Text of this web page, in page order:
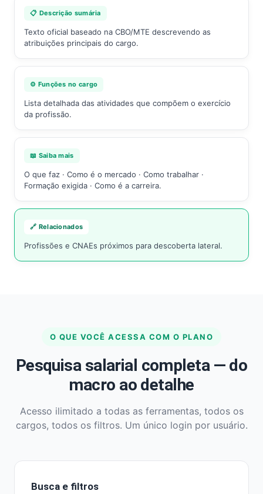
📋 Descrição sumária
Texto oficial baseado na CBO/MTE descrevendo as
atribuições principais do cargo.
⚙️ Funções no cargo
Lista detalhada das atividades que compõem o exercício
da profissão.
📖 Saiba mais
O que faz · Como é o mercado · Como trabalhar ·
Formação exigida · Como é a carreira.
🔗 Relacionados
Profissões e CNAEs próximos para descoberta lateral.
O QUE VOCÊ ACESSA COM O PLANO
Pesquisa salarial completa — do
macro ao detalhe
Acesso ilimitado a todas as ferramentas, todos os
cargos, todos os filtros. Um único login por usuário.
Busca e filtros